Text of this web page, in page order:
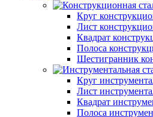
Круг
Лист
Квадрат
Полоса
Шестигранник
Круг
Лист
Квадрат
Полоса